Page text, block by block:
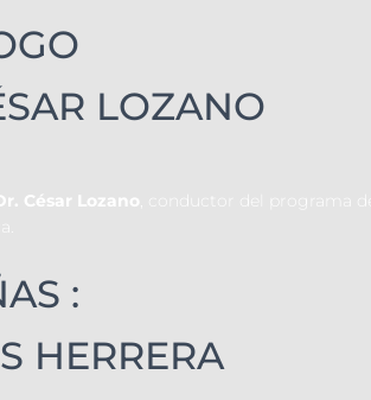
LOZANO
César Lozano, conductor del programa
:
HERRERA